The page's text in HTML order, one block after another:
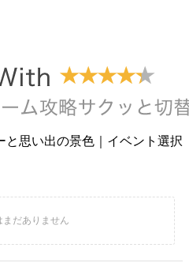
と思い出の景色｜イベント選択